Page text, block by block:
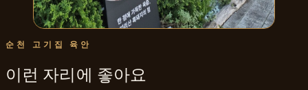
순천 고기집 육안
이런 자리에 좋아요